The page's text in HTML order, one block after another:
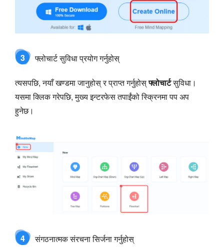
3 फ्लोचार्ट सुविधा प्रयोग गर्नुहोस्
त्यसपछि, नयाँ खण्डमा जानुहोस् र प्राप्त गर्नुहोस्फ्लोचार्टसुविधा।
यसमा क्लिक गरेपछि, मुख्य इन्टरफेस तपाईंको स्क्रिनमा पप अप
हुनेछ।
4 संगठनात्मक संरचना सिर्जना गर्नुहोस्